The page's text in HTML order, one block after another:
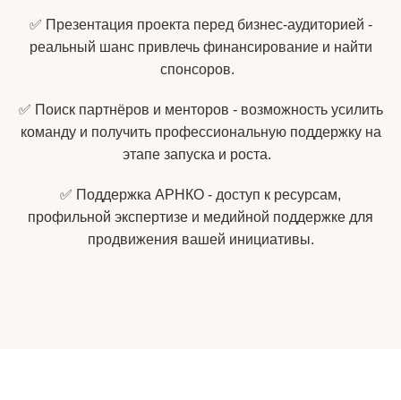
✅ Презентация проекта перед бизнес‑аудиторией -
реальный шанс привлечь финансирование и найти
спонсоров.
✅ Поиск партнёров и менторов - возможность усилить
команду и получить профессиональную поддержку на
этапе запуска и роста.
✅ Поддержка АРНКО - доступ к ресурсам,
профильной экспертизе и медийной поддержке для
продвижения вашей инициативы.